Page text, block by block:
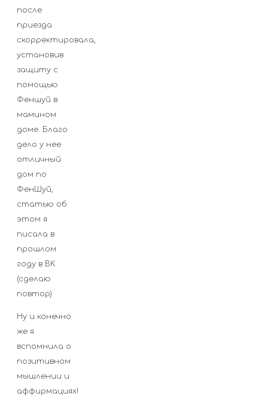
после
приезда
скорректировала,
установив
защиту с
помощью
Феншуй в
мамином
доме. Благо
дело у нее
отличный
дом по
ФенШуй,
статью об
этом я
писала в
прошлом
году в ВК
(сделаю
повтор)
Ну и конечно
же я
вспомнила о
позитивном
мышлении и
аффирмациях!